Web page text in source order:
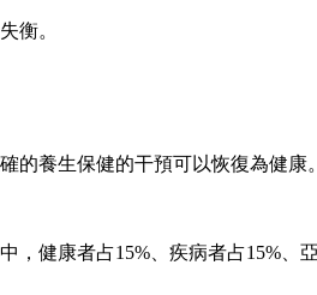
衡。
養生保健的干預可以恢復為健康。
康者占15%、疾病者占15%、